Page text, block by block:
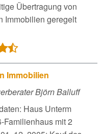
Übertragung von
Immobilien geregelt
Immobilien
Björn Balluff
Haus Unterm
Familienhaus mit 2